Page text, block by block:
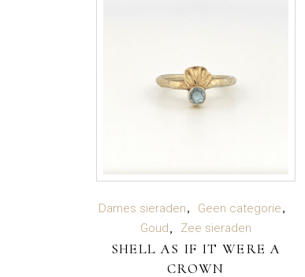
TOEVOEGEN AAN
WINKELWAGEN
Dames sieraden
Geen categorie
Goud
Zee sieraden
SHELL AS IF IT WERE A
CROWN